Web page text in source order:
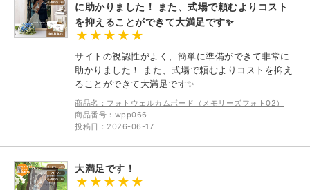
に助かりました！ また、式場で頼むよりコスト
を抑えることができて大満足です✨
サイトの視認性がよく、簡単に準備ができて非常に
助かりました！ また、式場で頼むよりコストを抑え
ることができて大満足です✨
商品名：フォトウェルカムボード（メモリーズフォト02）
商品番号：wpp066
投稿日：2026-06-17
大満足です！